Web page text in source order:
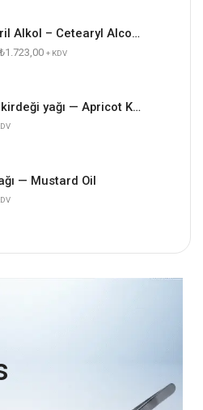
004 Stearil Alkol – Cetearyl Alcohol (lanette o)
₺1.723,00 + KDV
Kayısı çekirdeği yağı — Apricot Kernel Oil
— Mustard Oil